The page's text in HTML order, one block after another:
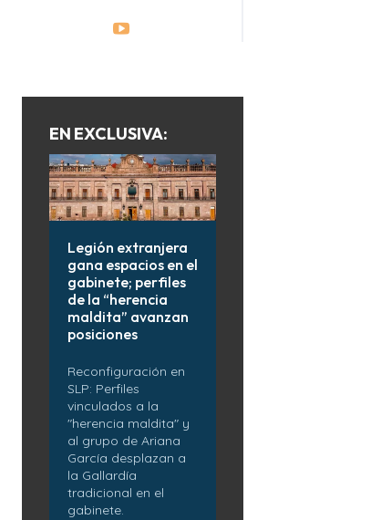
EN EXCLUSIVA:
Legión extranjera
gana espacios en el
gabinete; perfiles
de la “herencia
maldita” avanzan
posiciones
Reconfiguración en
SLP: Perfiles
vinculados a la
"herencia maldita" y
al grupo de Ariana
García desplazan a
la Gallardía
tradicional en el
gabinete.